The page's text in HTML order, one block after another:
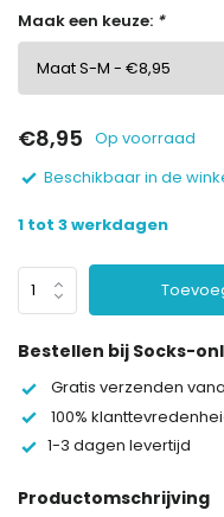
Maak een keuze: *
€8,95 Op voorraad
Beschikbaar in de
1 tot 3 werkdagen
Bestellen bij Socks-
Gratis verzenden
100%
1-3 dagen levertijd
Productomschrijving